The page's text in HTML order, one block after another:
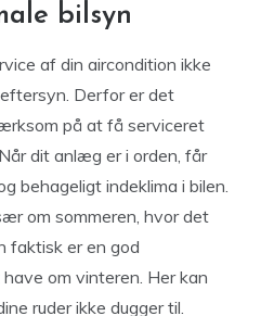
bilsyn
af din aircondition ikke
Derfor er det
på at få serviceret
dit anlæg er i orden, får
behageligt indeklima i bilen.
om sommeren, hvor det
faktisk er en god
om vinteren. Her kan
ruder ikke dugger til.